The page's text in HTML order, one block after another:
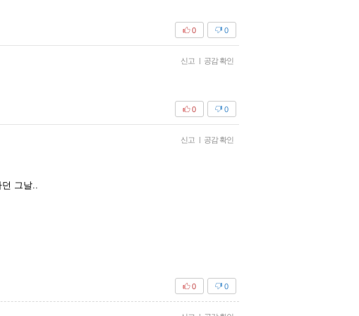
0
0
신고 | 공감 확인
0
0
신고 | 공감 확인
그날..
0
0